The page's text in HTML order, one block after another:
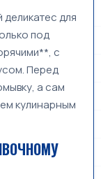
для
под
с
Перед
а сам
кулинарным